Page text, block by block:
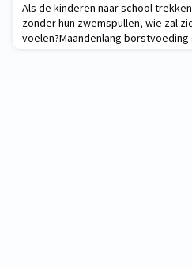
Als de kinderen naar school
zonder hun zwemspullen, wie zal
voelen?Maandenlang